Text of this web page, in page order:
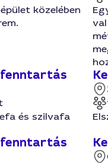
közelében
és szilvafa